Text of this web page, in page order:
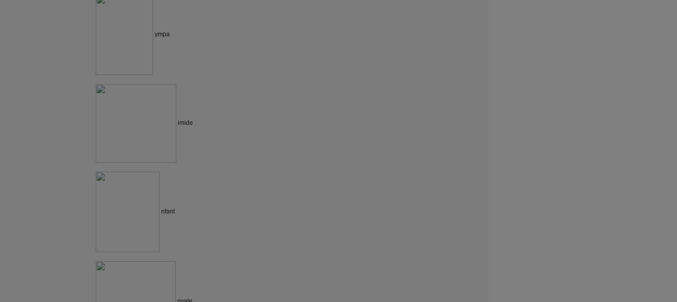
ympa
imide
nfant